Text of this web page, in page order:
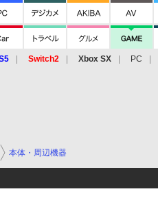
Switch2 Xbox SX PC
本体・周辺機器